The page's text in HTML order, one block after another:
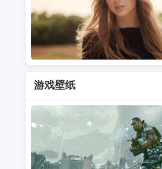
游戏壁纸